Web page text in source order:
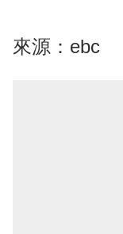
來源： ebc